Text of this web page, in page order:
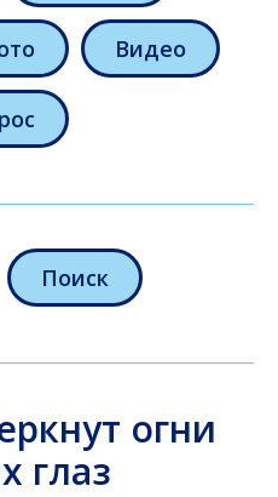
Видео
Поиск
огни
глаз